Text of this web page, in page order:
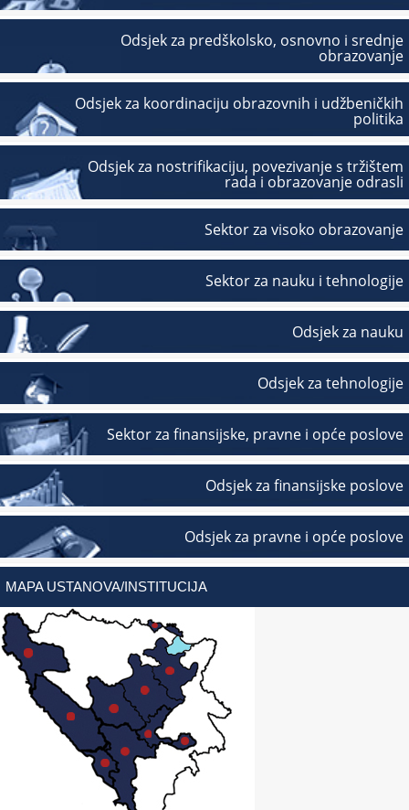
Odsjek za predškolsko, osnovno i srednje
obrazovanje
Odsjek za koordinaciju obrazovnih i udžbeničkih
politika
Odsjek za nostrifikaciju, povezivanje s tržištem
rada i obrazovanje odrasli
Sektor za visoko obrazovanje
Sektor za nauku i tehnologije
Odsjek za nauku
Odsjek za tehnologije
Sektor za finansijske, pravne i opće poslove
Odsjek za finansijske poslove
Odsjek za pravne i opće poslove
MAPA USTANOVA/INSTITUCIJA